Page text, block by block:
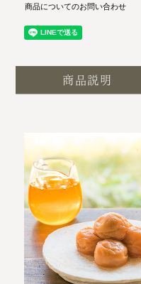
商品についてのお問い合わせ
商品説明